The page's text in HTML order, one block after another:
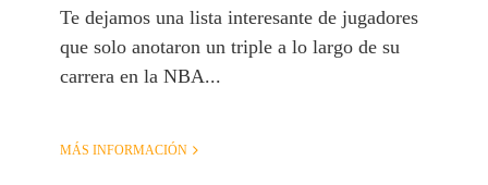
Te dejamos una lista interesante de jugadores
que solo anotaron un triple a lo largo de su
carrera en la NBA...
MÁS INFORMACIÓN